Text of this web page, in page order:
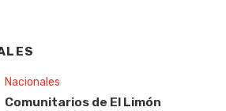
Nacionales
Comunitarios de El Limón